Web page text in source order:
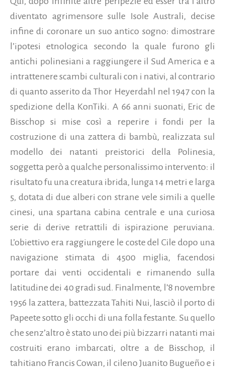
diventato agrimensore sulle Isole Australi, decise
infine di coronare un suo antico sogno: dimostrare
l’ipotesi etnologica secondo la quale furono gli
antichi polinesiani a raggiungere il Sud America e a
intrattenere scambi culturali con i nativi, al contrario
di quanto asserito da Thor Heyerdahl nel 1947 con la
spedizione della KonTiki. A 66 anni suonati, Eric de
Bisschop si mise così a reperire i fondi per la
costruzione di una zattera di bambù, realizzata sul
modello dei natanti preistorici della Polinesia,
soggetta però a qualche personalissimo intervento: il
risultato fu una creatura ibrida, lunga 14 metri e larga
5, dotata di due alberi con strane vele simili a quelle
cinesi, una spartana cabina centrale e una curiosa
serie di derive retrattili di ispirazione peruviana.
L’obiettivo era raggiungere le coste del Cile dopo una
navigazione stimata di 4500 miglia, facendosi
portare dai venti occidentali e rimanendo sulla
latitudine dei 40 gradi sud. Finalmente, l’8 novembre
1956 la zattera, battezzata Tahiti Nui, lasciò il porto di
Papeete sotto gli occhi di una folla festante. Su quello
che senz’altro è stato uno dei più bizzarri natanti mai
costruiti erano imbarcati, oltre a de Bisschop, il
tahitiano Francis Cowan, il cileno Juanito Bugueño e i